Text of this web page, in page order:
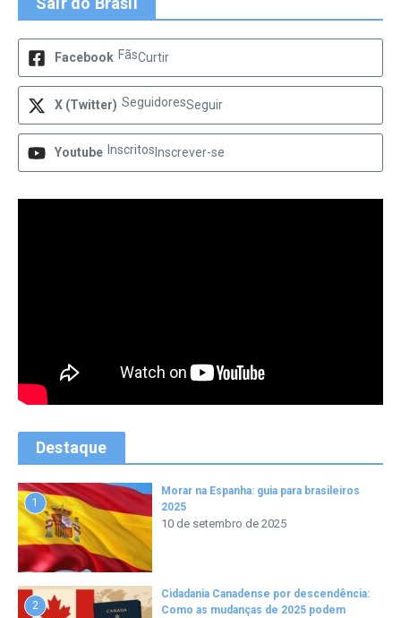
Facebook FãsCurtir
X (Twitter) SeguidoresSeguir
Youtube Inscritos Inscrever-se
Destaque
1
Morar na Espanha: guia para brasileiros
2025
10 de setembro de 2025
2
Cidadania Canadense por descendência:
Como as mudanças de 2025 podem